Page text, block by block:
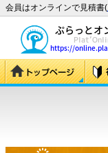
会員はオンラインで見積書(